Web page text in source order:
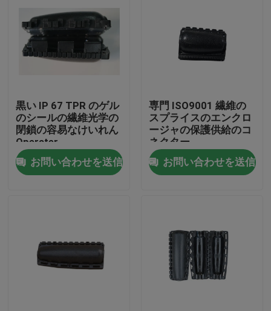
私達について
黒い IP 67 TPR のゲル
のシールの繊維光学の
閉鎖の容易なけいれん
Operater
お問い合わせを送信
専門 ISO9001 繊維の
スプライスのエンクロ
ージャの保護供給のコ
ネクター
お問い合わせを送信